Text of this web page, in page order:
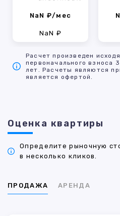
NaN ₽/мес
NaN ₽
Расчет произведен
первоначального взноса
лет. Расчеты являются
является офертой.
Оценка квартиры
Определите рыночную
в несколько кликов.
ПРОДАЖА АРЕНДА